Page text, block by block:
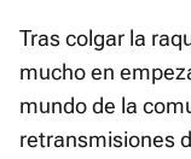
Tras colgar la
mucho en
mundo de la
retransmisiones